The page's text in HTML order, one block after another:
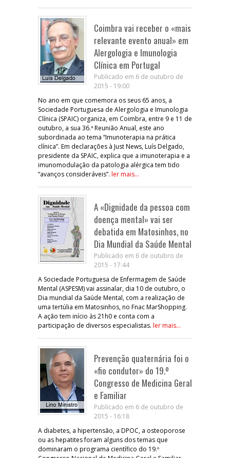
Coimbra vai receber o «mais
relevante evento anual» em
Alergologia e Imunologia
Clínica em Portugal
Publicado em 6 de outubro de
2015 - 19:00
No ano em que comemora os seus 65 anos, a
Sociedade Portuguesa de Alergologia e Imunologia
Clínica (SPAIC) organiza, em Coimbra, entre 9 e 11 de
outubro, a sua 36.ª Reunião Anual, este ano
subordinada ao tema “Imunoterapia na prática
clínica”. Em declarações à Just News, Luís Delgado,
presidente da SPAIC, explica que a imunoterapia e a
imunomodulação da patologia alérgica tem tido
“avanços consideráveis”. ler mais...
A «Dignidade da pessoa com
doença mental» vai ser
debatida em Matosinhos, no
Dia Mundial da Saúde Mental
Publicado em 6 de outubro de
2015 - 17:44
A Sociedade Portuguesa de Enfermagem de Saúde
Mental (ASPESM) vai assinalar, dia 10 de outubro, o
Dia mundial da Saúde Mental, com a realização de
uma tertúlia em Matosinhos, no Fnac MarShopping.
A ação tem início às 21h0 e conta com a
participação de diversos especialistas. ler mais...
Prevenção quaternária foi o
«fio condutor» do 19.º
Congresso de Medicina Geral
e Familiar
Publicado em 6 de outubro de
2015 - 16:18
A diabetes, a hipertensão, a DPOC, a osteoporose
ou as hepatites foram alguns dos temas que
dominaram o programa científico do 19.º